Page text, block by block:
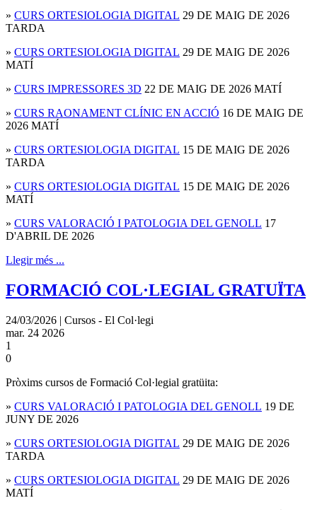
» CURS ORTESIOLOGIA DIGITAL 29 DE MAIG DE 2026
TARDA
» CURS ORTESIOLOGIA DIGITAL 29 DE MAIG DE 2026
MATÍ
» CURS IMPRESSORES 3D 22 DE MAIG DE 2026 MATÍ
» CURS RAONAMENT CLÍNIC EN ACCIÓ 16 DE MAIG DE
2026 MATÍ
» CURS ORTESIOLOGIA DIGITAL 15 DE MAIG DE 2026
TARDA
» CURS ORTESIOLOGIA DIGITAL 15 DE MAIG DE 2026
MATÍ
» CURS VALORACIÓ I PATOLOGIA DEL GENOLL 17
D'ABRIL DE 2026
Llegir més ...
FORMACIÓ COL·LEGIAL GRATUÏTA
24/03/2026 | Cursos - El Col·legi
mar. 24 2026
1
0
Pròxims cursos de Formació Col·legial gratüita:
» CURS VALORACIÓ I PATOLOGIA DEL GENOLL 19 DE
JUNY DE 2026
» CURS ORTESIOLOGIA DIGITAL 29 DE MAIG DE 2026
TARDA
» CURS ORTESIOLOGIA DIGITAL 29 DE MAIG DE 2026
MATÍ